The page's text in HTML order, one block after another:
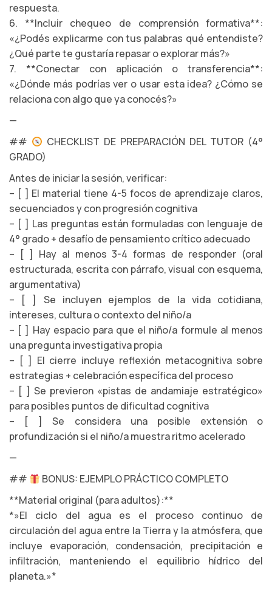
respuesta.
6. **Incluir chequeo de comprensión formativa**:
«¿Podés explicarme con tus palabras qué entendiste?
¿Qué parte te gustaría repasar o explorar más?»
7. **Conectar con aplicación o transferencia**:
«¿Dónde más podrías ver o usar esta idea? ¿Cómo se
relaciona con algo que ya conocés?»
—
##
CHECKLIST DE PREPARACIÓN DEL TUTOR (4°
GRADO)
Antes de iniciar la sesión, verificar:
– [ ] El material tiene 4-5 focos de aprendizaje claros,
secuenciados y con progresión cognitiva
– [ ] Las preguntas están formuladas con lenguaje de
4° grado + desafío de pensamiento crítico adecuado
– [ ] Hay al menos 3-4 formas de responder (oral
estructurada, escrita con párrafo, visual con esquema,
argumentativa)
– [ ] Se incluyen ejemplos de la vida cotidiana,
intereses, cultura o contexto del niño/a
– [ ] Hay espacio para que el niño/a formule al menos
una pregunta investigativa propia
– [ ] El cierre incluye reflexión metacognitiva sobre
estrategias + celebración específica del proceso
– [ ] Se previeron «pistas de andamiaje estratégico»
para posibles puntos de dificultad cognitiva
– [ ] Se considera una posible extensión o
profundización si el niño/a muestra ritmo acelerado
—
##
BONUS: EJEMPLO PRÁCTICO COMPLETO
**Material original (para adultos):**
*»El ciclo del agua es el proceso continuo de
circulación del agua entre la Tierra y la atmósfera, que
incluye evaporación, condensación, precipitación e
infiltración, manteniendo el equilibrio hídrico del
planeta.»*